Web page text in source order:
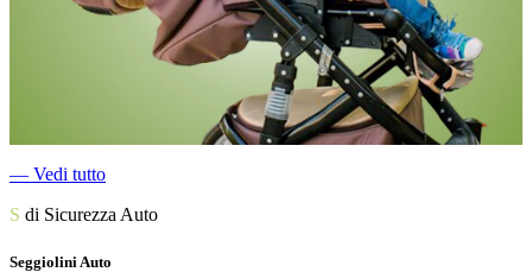
― Vedi tutto
S di Sicurezza Auto
Seggiolini Auto